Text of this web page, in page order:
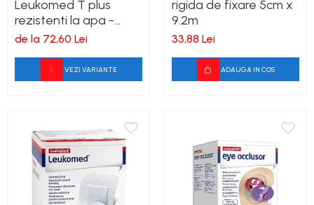
Leukomed T plus
rezistenti la apa -
cutie 50 bucati
de la 72,60 Lei
VEZI VARIANTE
rigida de fixare 5cm x
9.2m
33,88 Lei
ADAUGA IN COS